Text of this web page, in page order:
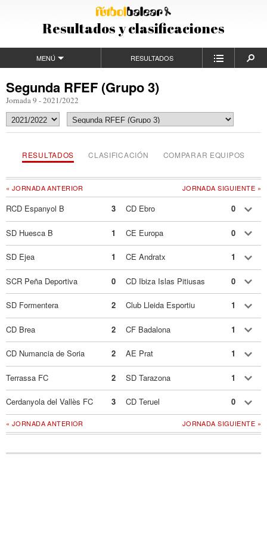
Resultados y clasificaciones
MENÚ RESULTADOS
Segunda RFEF (Grupo 3)
Jornada 9 - 2021/2022
RESULTADOS CLASIFICACIÓN COMPARAR EQUIPOS
JORNADA SIGUIENTE »
« JORNADA ANTERIOR
RCD Espanyol B 3 CD Ebro 0
SD Huesca B 1 CE Europa 0
SD Ejea 1 CE Andratx 1
SCR Peña Deportiva 0 CD Ibiza Islas Pitiusas 0
SD Formentera 2 Club Lleida Esportiu 1
CD Brea 2 CF Badalona 1
CD Numancia de Soria 2 AE Prat 1
Terrassa FC 2 SD Tarazona 1
Cerdanyola del Vallès FC 3 CD Teruel 0
JORNADA SIGUIENTE »
« JORNADA ANTERIOR